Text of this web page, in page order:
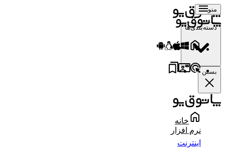
منو
دسته‌بندی‌ها
بستن
خانه
نرم افزار
اینترنت